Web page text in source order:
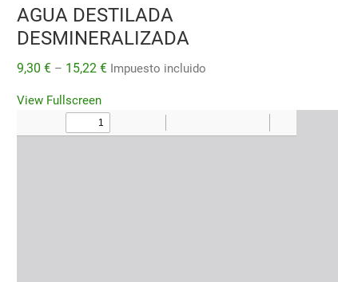
AGUA DESTILADA
DESMINERALIZADA
9,30 € – 15,22 € Impuesto incluido
View Fullscreen